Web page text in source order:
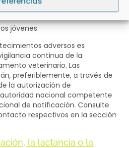
jóvenes
adversos es
continua de la
veterinario. Las
preferiblemente, a través de
la autorización de
nacional competente
de notificación. Consulte
respectivos en la sección
la lactancia o la